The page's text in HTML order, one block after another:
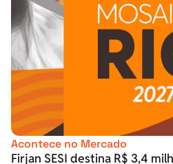
Acontece no Mercado
Firjan SESI destina R$ 3,4